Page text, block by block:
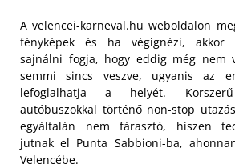
A velencei-karneval.hu weboldalon
fényképek és ha végignézi, akkor
sajnálni fogja, hogy eddig még nem
semmi sincs veszve, ugyanis az
lefoglalhatja a helyét.
autóbuszokkal történő non-stop
egyáltalán nem fárasztó, hiszen
jutnak el Punta Sabbioni-ba,
Velencébe.